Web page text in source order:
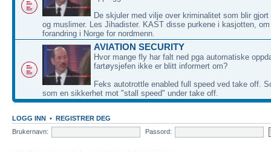
De skjuler med vilje over kriminalitet som blir gjort
og muslimer. Les Jihadister. KAST disse purkene i kasjotten,
forandring i Norge for nordmenn.
AVIATION SECURITY
Hvor mange fly har falt ned pga automatiske
fartøysjefen ikke er blitt informert om?
Feks autotrottle enabled full speed ved take off.
som en sikkerhet mot "stall speed" under take off.
LOGG INN • REGISTRER DEG
Brukernavn:
Passord: